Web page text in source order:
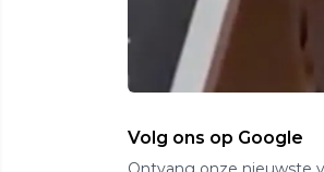
Volg ons op Google